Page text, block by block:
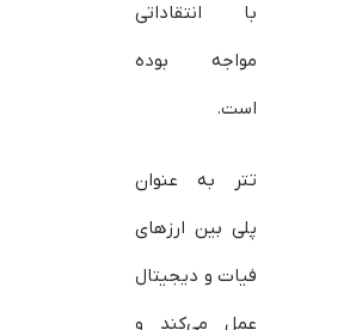
با انتقاداتی
مواجه بوده
است.
تتر به عنوان
پلی بین ارزهای
فیات و دیجیتال
عمل می‌کند و